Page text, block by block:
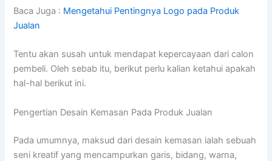
Baca Juga : Mengetahui Pentingnya Logo pada Produk
Jualan
Tentu akan susah untuk mendapat kepercayaan dari calon
pembeli. Oleh sebab itu, berikut perlu kalian ketahui apakah
hal-hal berikut ini.
Pengertian Desain Kemasan Pada Produk Jualan
Pada umumnya, maksud dari desain kemasan ialah sebuah
seni kreatif yang mencampurkan garis, bidang, warna,